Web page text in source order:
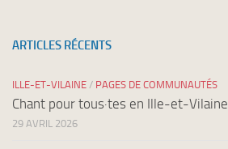
ARTICLES RÉCENTS
ILLE-ET-VILAINE / PAGES DE COMMUNAUTÉS
Chant pour tous·tes en Ille-et-Vilaine
29 AVRIL 2026